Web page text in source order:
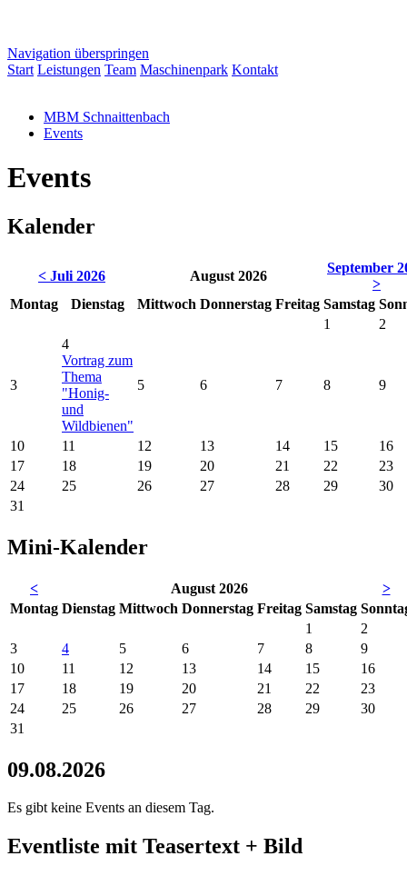
Navigation überspringen
Start Leistungen Team Maschinenpark Kontakt
MBM Schnaittenbach
Events
Events
Kalender
< Juli 2026 August 2026
September
>
Montag Dienstag Mittwoch Donnerstag Freitag Samstag So
1
2
3
4
Vortrag zum
Thema
"Honig-
und
Wildbienen"
5 6 7 8 9
10 11 12 13 14 15
16
17
18 19 20 21 22
23
24
25 26 27 28 29
30
31
Mini-Kalender
< August 2026
>
Montag Dienstag Mittwoch Donnerstag Freitag Samstag So
1
2
3
4 5 6 7 8
9
10
11 12 13 14 15
16
17
18 19 20 21 22
23
24
25 26 27 28 29
30
31
09.08.2026
Es gibt keine Events an diesem Tag.
Eventliste mit Teasertext + Bild